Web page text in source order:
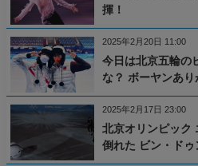
揮！
今日は北京五輪の
な？ ボーヤンあり
2025年2月20日 11:00
北京オリンピック
倒れた ビン・ド
2025年2月17日 23:00